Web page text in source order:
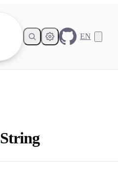
EN
String